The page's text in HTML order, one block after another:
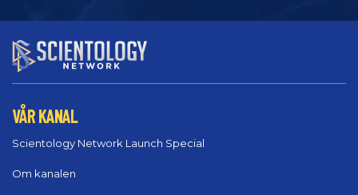
VÅR KANAL
Scientology Network Launch Special
Om kanalen